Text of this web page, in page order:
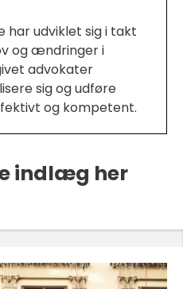
har udviklet sig i takt
og ændringer i
advokater
sig og udføre
og kompetent.
indlæg her